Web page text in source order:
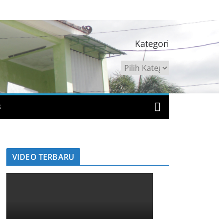
Kategori
Kategori
VIDEO TERBARU